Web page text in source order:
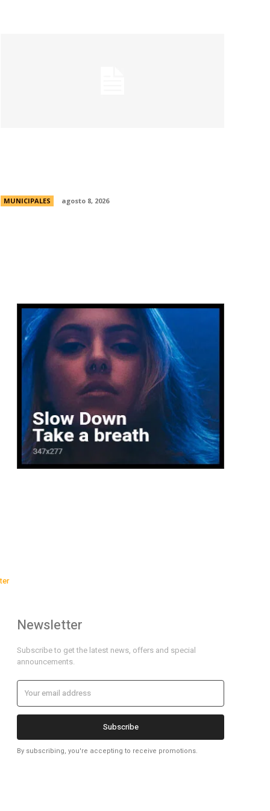
MUNICIPALES agosto 8, 2026
Newsletter
Subscribe to get the latest news, offers and special
announcements.
Subscribe
By subscribing, you're accepting to receive promotions.